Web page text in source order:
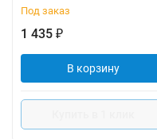
Под заказ
1 435 ₽
В корзину